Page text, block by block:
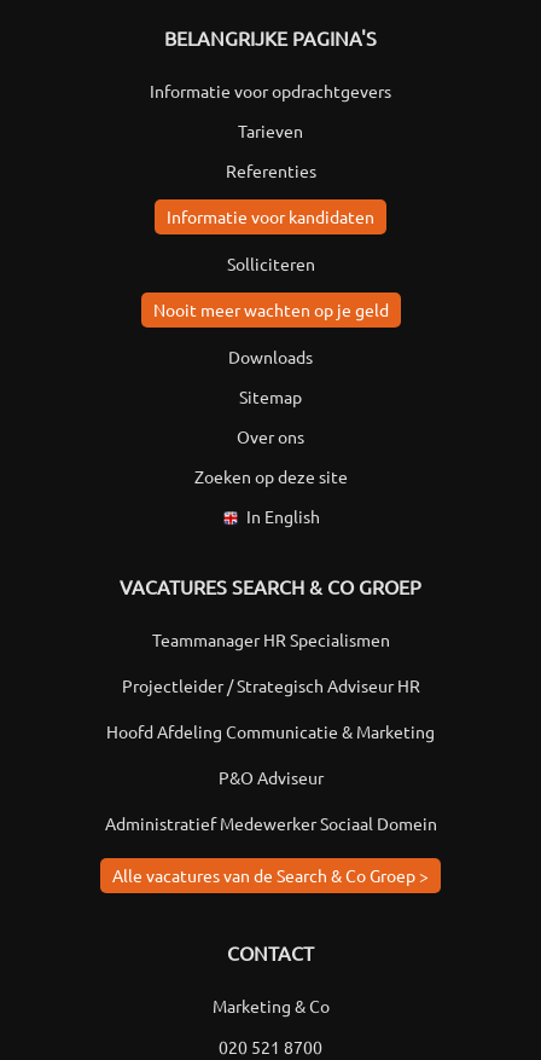
BELANGRIJKE PAGINA'S
Informatie voor opdrachtgevers
Tarieven
Referenties
Informatie voor kandidaten
Solliciteren
Nooit meer wachten op je geld
Downloads
Sitemap
Over ons
Zoeken op deze site
In English
VACATURES SEARCH & CO GROEP
Teammanager HR Specialismen
Projectleider / Strategisch Adviseur HR
Hoofd Afdeling Communicatie & Marketing
P&O Adviseur
Administratief Medewerker Sociaal Domein
Alle vacatures van de Search & Co Groep >
CONTACT
Marketing & Co
020 521 8700